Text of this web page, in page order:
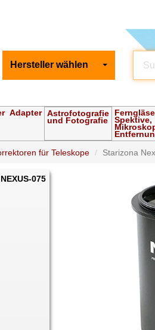
Hersteller wählen
Adapter Astrofotografie
und Fotografie Spektive,
für Teleskope Starizona
075